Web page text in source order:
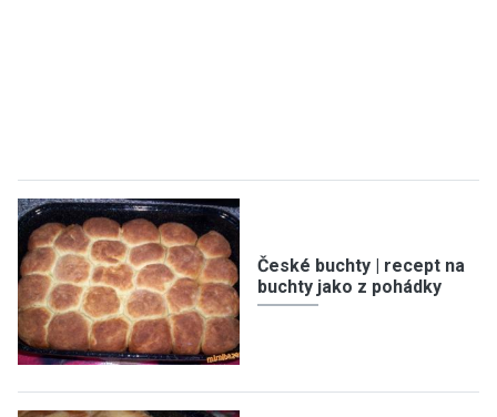
České buchty | recept na
buchty jako z pohádky